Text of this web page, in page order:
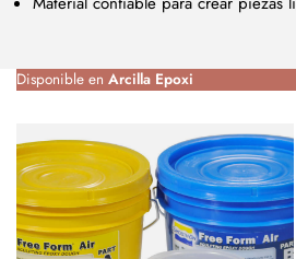
Disponible en Arcilla Epoxi